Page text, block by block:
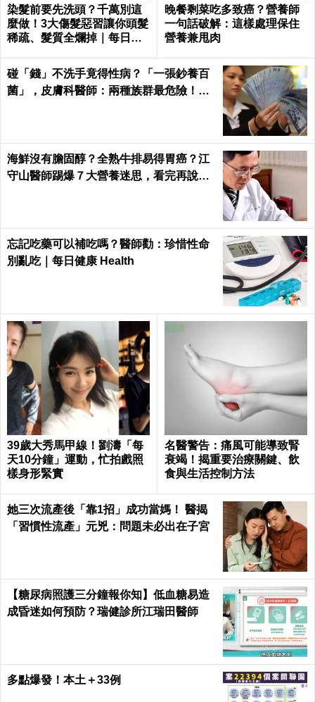
染髮前要先洗頭？千萬別這
麼做！3大傷髮惡習讓你頭髮
稀疏、髮質全爛掉｜每日健
晚餐剩菜吃多致癌？營養師
一句話破解：這樣處理保住
營養兼甩肉
碰「錢」不洗手竟得性病？「一張鈔養百
菌」，皮膚科醫師：兩種族群最危險！｜
海鮮沒有膽固醇？全熟牛排易得胃癌？江
守山醫師踢爆７大營養迷思，看完再說你
忘記吃藥可以補吃嗎？醫師勸：珍惜性命
別亂吃｜每日健康 Health
39歲大秀馬甲線！劉濤「每
天10分鐘」運動，忙拍戲照
樣身形緊實
名醫警告：痛風可能導致腎
衰竭！揭重要治療關鍵、飲
食與生活控制方法
她三次流產後「靠1招」成功當媽！ 醫揭
「習慣性流產」元兇：問題未必出在子宮
【糖尿病照護三分鐘報你知】低血糖易造
成昏迷如何預防？瑞健診所江瑞田醫師
多點爆發！本土＋33例